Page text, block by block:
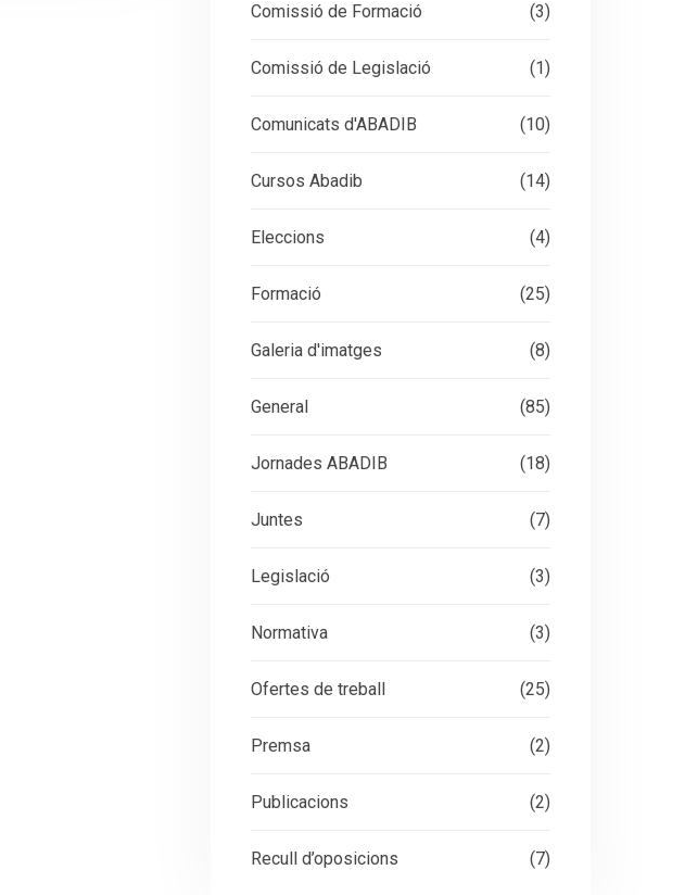
Comissió de Formació (3)
Comissió de Legislació (1)
Comunicats d'ABADIB (10)
Cursos Abadib (14)
Eleccions (4)
Formació (25)
Galeria d'imatges (8)
General (85)
Jornades ABADIB (18)
Juntes (7)
Legislació (3)
Normativa (3)
Ofertes de treball (25)
Premsa (2)
Publicacions (2)
Recull d’oposicions (7)